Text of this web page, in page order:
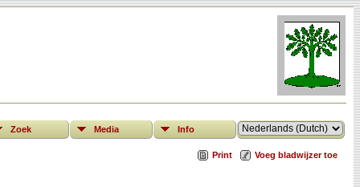
Zoek Media Info
Print Voeg bladwijzer toe